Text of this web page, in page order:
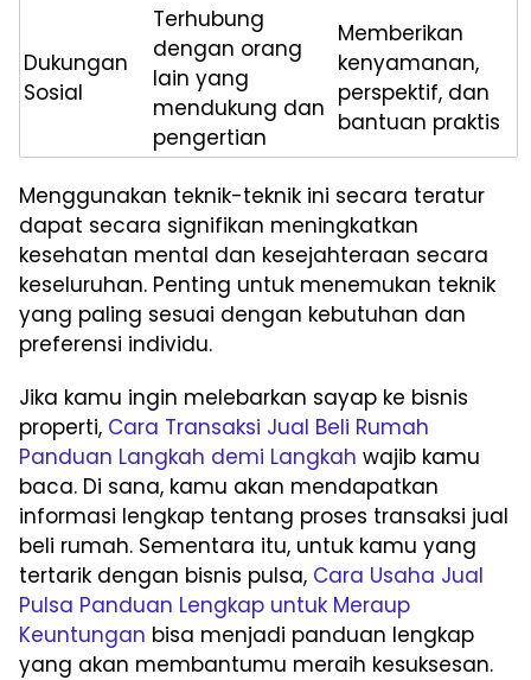
Dukungan
Sosial
Terhubung
dengan orang
lain yang
mendukung dan
pengertian
Memberikan
kenyamanan,
perspektif, dan
bantuan praktis
Menggunakan teknik-teknik ini secara teratur
dapat secara signifikan meningkatkan
kesehatan mental dan kesejahteraan secara
keseluruhan. Penting untuk menemukan teknik
yang paling sesuai dengan kebutuhan dan
preferensi individu.
Jika kamu ingin melebarkan sayap ke bisnis
properti, Cara Transaksi Jual Beli Rumah
Panduan Langkah demi Langkah wajib kamu
baca. Di sana, kamu akan mendapatkan
informasi lengkap tentang proses transaksi jual
beli rumah. Sementara itu, untuk kamu yang
tertarik dengan bisnis pulsa, Cara Usaha Jual
Pulsa Panduan Lengkap untuk Meraup
Keuntungan bisa menjadi panduan lengkap
yang akan membantumu meraih kesuksesan.